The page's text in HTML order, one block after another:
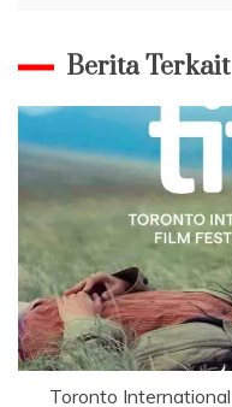
Berita Terkait
Toronto